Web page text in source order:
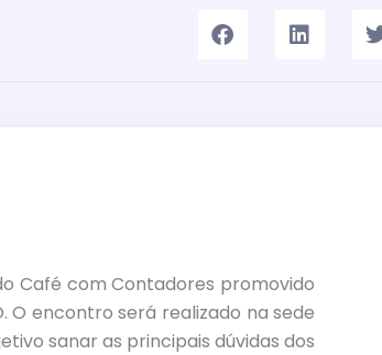
Café com Contadores promovido
O encontro será realizado na sede
sanar as principais dúvidas dos